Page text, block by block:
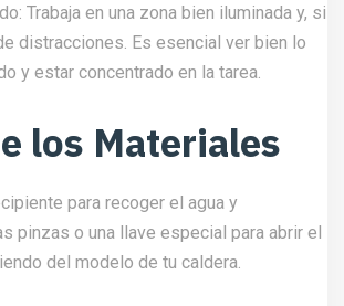
Trabaja en una zona bien iluminada y, si
distracciones. Es esencial ver bien lo
y estar concentrado en la tarea.
los Materiales
para recoger el agua y
pinzas o una llave especial para abrir el
del modelo de tu caldera.